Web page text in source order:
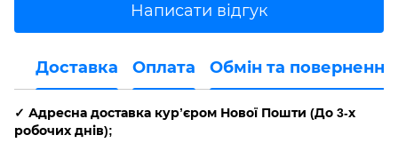
Написати відгук
Доставка Оплата Обмін та повернення
✓ Адресна доставка кур’єром Нової Пошти (До 3-х
робочих днів);